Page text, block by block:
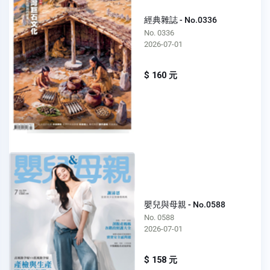
經典雜誌 - No.0336
No. 0336
2026-07-01
$ 160 元
嬰兒與母親 - No.0588
No. 0588
2026-07-01
$ 158 元